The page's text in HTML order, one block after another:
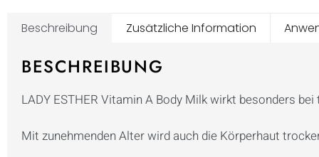
Beschreibung Zusätzliche Information
BESCHREIBUNG
LADY ESTHER Vitamin A Body Milk wirkt besonders
Mit zunehmenden Alter wird auch die Körperhaut